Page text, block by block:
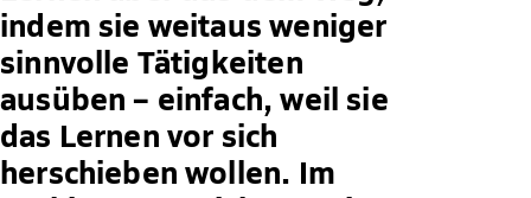
indem sie weitaus weniger
sinnvolle Tätigkeiten
ausüben – einfach, weil sie
das Lernen vor sich
herschieben wollen. Im